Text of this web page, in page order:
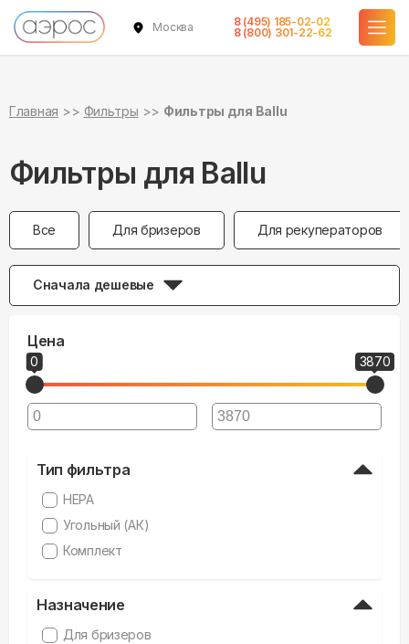
Москва
8 (495) 185-02-02
8 (800) 301-22-62
Главная Фильтры Фильтры для Ballu
Фильтры для Ballu
Все Для бризеров Для рекуператоров
Сначала дешевые
Цена
0 3870
Тип фильтра
HEPA
Угольный (АК)
Комплект
Назначение
Для бризеров